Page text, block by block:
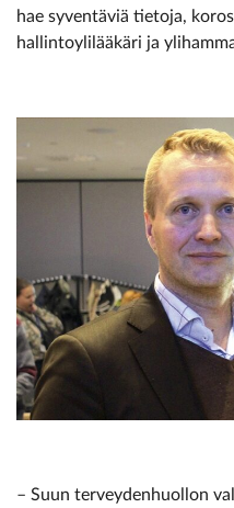
hae syventäviä tietoja,
hallintoylilääkäri ja
– Suun terveydenhuollon